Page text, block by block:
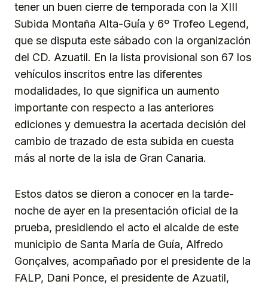
tener un buen cierre de temporada con la XIII
Subida Montaña Alta-Guía y 6º Trofeo Legend,
que se disputa este sábado con la organización
del CD. Azuatil. En la lista provisional son 67 los
vehículos inscritos entre las diferentes
modalidades, lo que significa un aumento
importante con respecto a las anteriores
ediciones y demuestra la acertada decisión del
cambio de trazado de esta subida en cuesta
más al norte de la isla de Gran Canaria.
Estos datos se dieron a conocer en la tarde-
noche de ayer en la presentación oficial de la
prueba, presidiendo el acto el alcalde de este
municipio de Santa María de Guía, Alfredo
Gonçalves, acompañado por el presidente de la
FALP, Dani Ponce, el presidente de Azuatil,